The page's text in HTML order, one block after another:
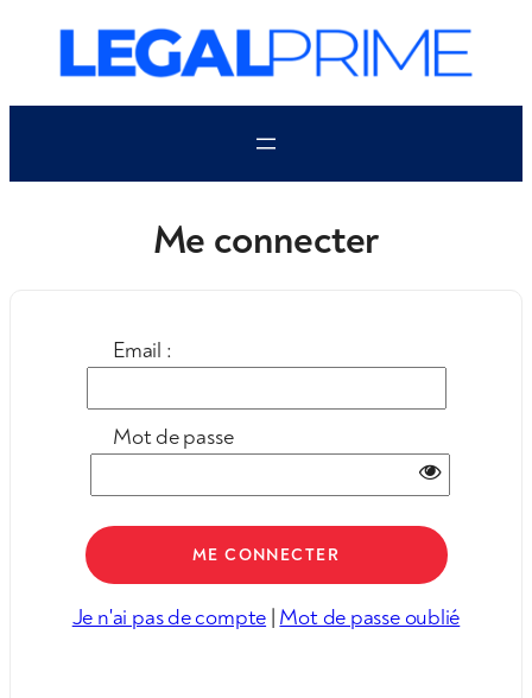
contenu
Me connecter
Email :
Mot de passe
Je n'ai pas de compte | Mot de passe oublié